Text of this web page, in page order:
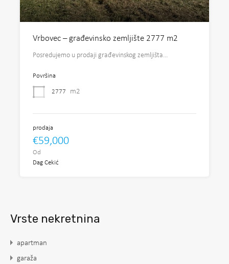
Vrbovec – građevinsko zemljište 2777 m2
Posredujemo u prodaji građevinskog zemljišta…
Površina
2777 m2
prodaja
€59,000
Od
Dag Cekić
Vrste nekretnina
apartman
garaža